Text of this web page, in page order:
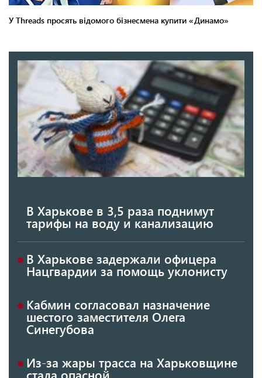
В Харькове в 3,5 раза поднимут
тарифы на воду и канализацию
В Харькове задержали офицера
Нацгвардии за помощь уклонисту
Кабмин согласовал назначение
шестого заместителя Олега
Синегубова
Из-за жары трасса на Харьковщине
стала опасной